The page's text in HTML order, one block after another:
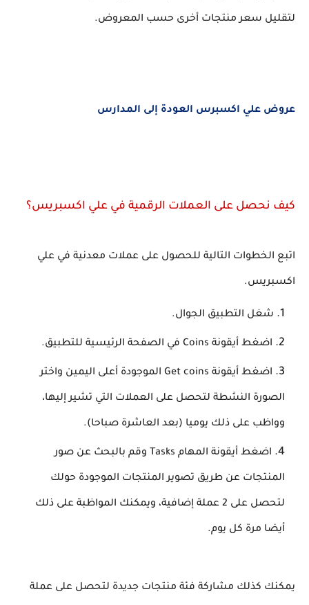
لتقليل سعر منتجات أخرى حسب المعروض.
عروض علي اكسبرس العودة إلى المدارس
كيف نحصل على العملات الرقمية في علي اكسبريس؟
اتبع الخطوات التالية للحصول على عملات معدنية في علي
اكسبريس.
شغل التطبيق الجوال.
اضغط أيقونة Coins في الصفحة الرئيسية للتطبيق.
اضغط أيقونة Get coins الموجودة أعلى اليمين واختر
الصورة النشطة لتحصل على العملات التي تشير إليها،
وواظب على ذلك يوميا (بعد العاشرة صباحا).
اضغط أيقونة المهام Tasks وقم بالبحث عن صور
المنتجات عن طريق تصوير المنتجات الموجودة حولك
لتحصل على 2 عملة إضافية، ويمكنك المواظبة على ذلك
أيضا مرة كل يوم.
يمكنك كذلك مشاركة فئة منتجات جديدة لتحصل على عملة